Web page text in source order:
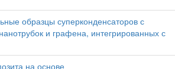
образцы суперконденсаторов с
и графена, интегрированных с
на основе